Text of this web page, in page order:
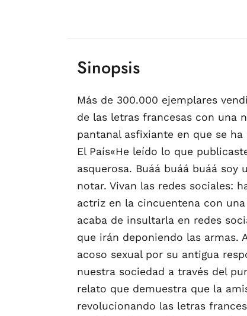
Sinopsis
Más de 300.000 ejemplares
de las letras francesas con una
pantanal asfixiante en que se
El País«He leído lo que
asquerosa. Buáá buáá buáá
notar. Vivan las redes sociales:
actriz en la cincuentena con
acaba de insultarla en redes
que irán deponiendo las armas.
acoso sexual por su antigua
nuestra sociedad a través del
relato que demuestra que la
revolucionando las letras